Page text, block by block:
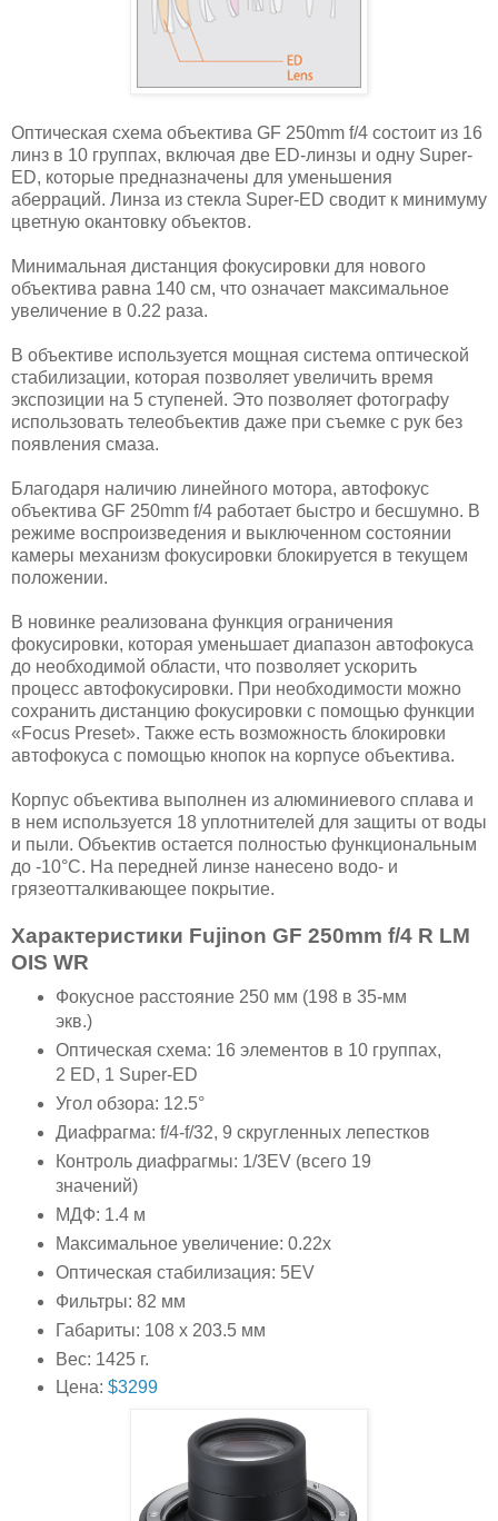
Оптическая схема объектива GF 250mm f/4 состоит из 16
линз в 10 группах, включая две ED-линзы и одну Super-
ED, которые предназначены для уменьшения
аберраций. Линза из стекла Super-ED сводит к минимуму
цветную окантовку объектов.
Минимальная дистанция фокусировки для нового
объектива равна 140 см, что означает максимальное
увеличение в 0.22 раза.
В объективе используется мощная система оптической
стабилизации, которая позволяет увеличить время
экспозиции на 5 ступеней. Это позволяет фотографу
использовать телеобъектив даже при съемке с рук без
появления смаза.
Благодаря наличию линейного мотора, автофокус
объектива GF 250mm f/4 работает быстро и бесшумно. В
режиме воспроизведения и выключенном состоянии
камеры механизм фокусировки блокируется в текущем
положении.
В новинке реализована функция ограничения
фокусировки, которая уменьшает диапазон автофокуса
до необходимой области, что позволяет ускорить
процесс автофокусировки. При необходимости можно
сохранить дистанцию фокусировки с помощью функции
«Focus Preset». Также есть возможность блокировки
автофокуса с помощью кнопок на корпусе объектива.
Корпус объектива выполнен из алюминиевого сплава и
в нем используется 18 уплотнителей для защиты от воды
и пыли. Объектив остается полностью функциональным
до -10°С. На передней линзе нанесено водо- и
грязеотталкивающее покрытие.
Характеристики Fujinon GF 250mm f/4 R LM
OIS WR
Фокусное расстояние 250 мм (198 в 35-мм
экв.)
Оптическая схема: 16 элементов в 10 группах,
2 ED, 1 Super-ED
Угол обзора: 12.5°
Диафрагма: f/4-f/32, 9 скругленных лепестков
Контроль диафрагмы: 1/3EV (всего 19
значений)
МДФ: 1.4 м
Максимальное увеличение: 0.22x
Оптическая стабилизация: 5EV
Фильтры: 82 мм
Габариты: 108 x 203.5 мм
Вес: 1425 г.
Цена: $3299